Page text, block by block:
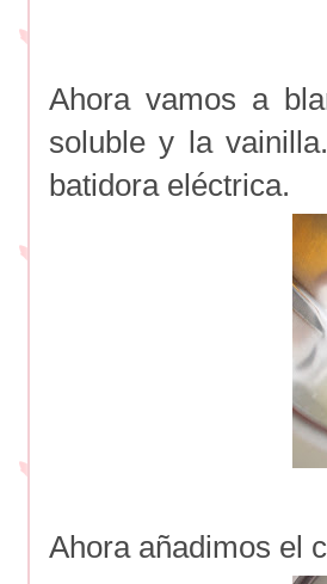
Ahora vamos a
soluble y la
batidora eléctrica.
Ahora añadimos el